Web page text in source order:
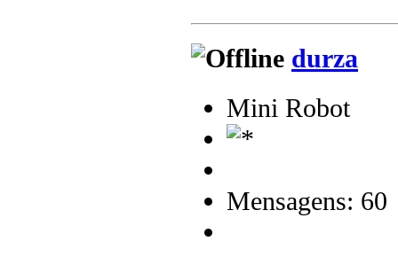
durza
Mini Robot
Mensagens: 60